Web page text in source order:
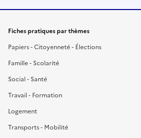
Fiches pratiques par thèmes
Papiers - Citoyenneté - Élections
Famille - Scolarité
Social - Santé
Travail - Formation
Logement
Transports - Mobilité